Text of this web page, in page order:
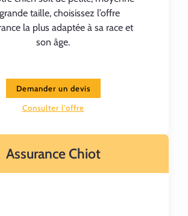
taille, choisissez l’offre
la plus adaptée à sa race et
son âge.
Demander un devis
Consulter l'offre
Assurance Chiot